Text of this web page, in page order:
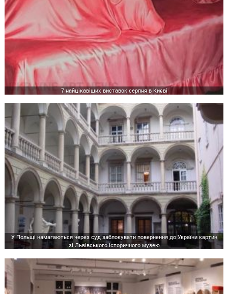
7 найцікавіших виставок серпня в Києві
У Польщі намагаються через суд заблокувати повернення до України картин
зі Львівського історичного музею